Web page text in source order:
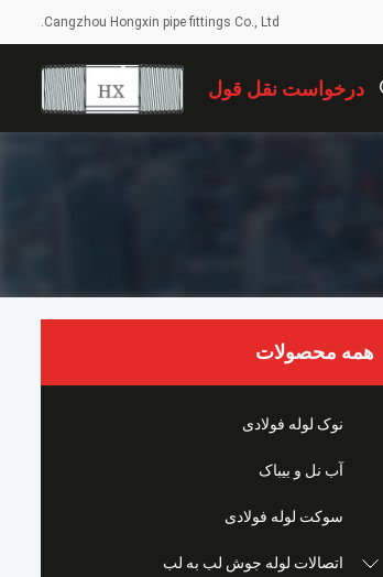
Cangzhou Hongxin pipe fittings Co., Ltd.
درخواست نقل قول
همه محصولات
نوک لوله فولادی
آب نل و بيباک
سوکت لوله فولادی
اتصالات لوله جوش لب به لب